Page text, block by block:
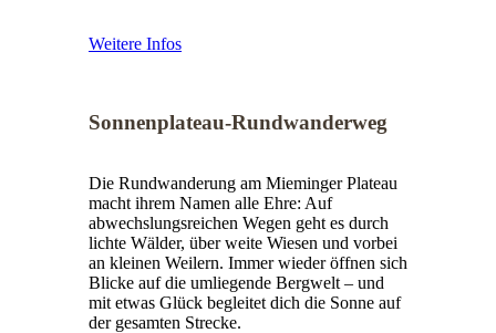
Weitere Infos
Sonnenplateau-Rundwanderweg
Die Rundwanderung am Mieminger Plateau
macht ihrem Namen alle Ehre: Auf
abwechslungsreichen Wegen geht es durch
lichte Wälder, über weite Wiesen und vorbei
an kleinen Weilern. Immer wieder öffnen sich
Blicke auf die umliegende Bergwelt – und
mit etwas Glück begleitet dich die Sonne auf
der gesamten Strecke.